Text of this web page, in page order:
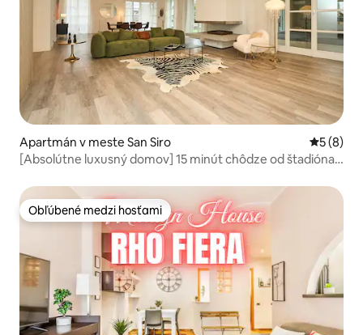
Apartmán v meste San Siro
5 (8)
[Absolútne luxusný domov] 15 minút chôdze od štadióna
Obľúbené medzi hosťami
Obľúbené medzi hosťami